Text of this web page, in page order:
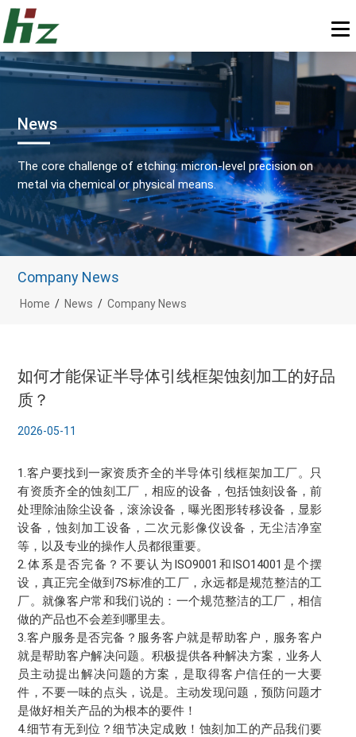
News
The core challenge of etching: micron-level precision on
metal via chemical or physical means.
Company News
Home / News / Company News
如何才能保证半导体引线框架蚀刻加工的好品
质？
2026-05-11
1.客户要找到一家资质齐全的半导体引线框架加工厂。只
有资质齐全的蚀刻工厂，相应的设备，包括蚀刻设备，前
处理除油除尘设备，滚涂设备，曝光图形转移设备，显影
设备，蚀刻加工设备，二次元影像仪设备，无尘洁净室
等，以及专业的操作人员都很重要。
2.体系是否完备？不要认为ISO9001和ISO14001是个摆
设，真正完全做到7S标准的工厂，永远都是规范整洁的工
厂。就像客户常和我们说的：一个规范整洁的工厂，相信
做的产品也不会差到哪里去。
3.客户服务是否完备？服务客户就是帮助客户，服务客户
就是帮助客户解决问题。积极提供各种解决方案，业务人
员主动提出解决问题的方案，是取得客户信任的一大要
件，不要一味的点头，说是。主动发现问题，预防问题才
是做好相关产品的为根本的要件！
4.细节有无到位？细节决定成败！蚀刻加工的产品我们要